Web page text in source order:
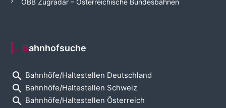
ÖBB Zugradar – Österreichische Bundesbahnen
Bahnhofsuche
search Bahnhöfe/Haltestellen Deutschland
search Bahnhöfe/Haltestellen Schweiz
search Bahnhöfe/Haltestellen Österreich